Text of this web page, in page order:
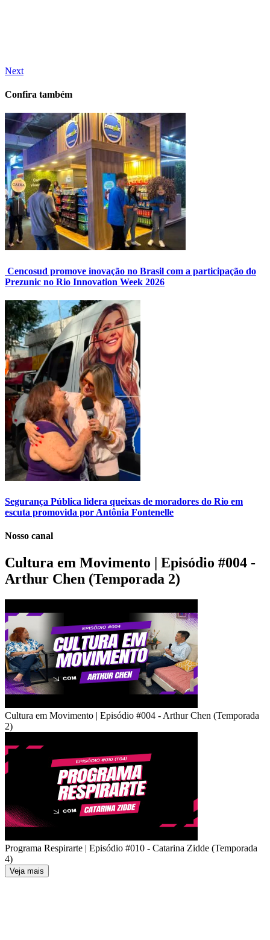
Next
Confira também
Cencosud promove inovação no Brasil com a participação do
Prezunic no Rio Innovation Week 2026
​Segurança Pública lidera queixas de moradores do Rio em
escuta promovida por Antônia Fontenelle
Nosso canal
Cultura em Movimento | Episódio #004 -
Arthur Chen (Temporada 2)
Cultura em Movimento | Episódio #004 - Arthur Chen (Temporada
2)
Programa Respirarte | Episódio #010 - Catarina Zidde (Temporada
4)
Veja mais